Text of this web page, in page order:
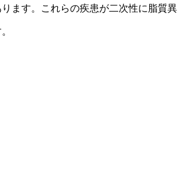
ます。これらの疾患が二次性に脂質異